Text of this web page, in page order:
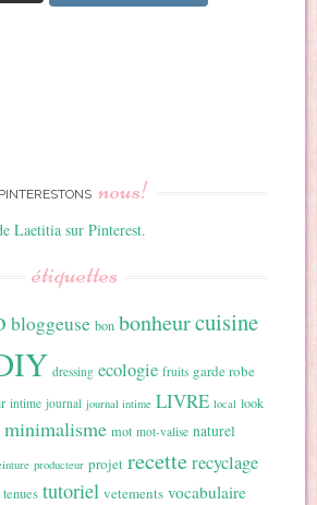
PINTERESTONS nous!
Laetitia sur Pinterest.
étiquettes
bloggeuse bon bonheurcuisine
dressing ecologie fruits garde robe
intime journal journal intime LIVRE local look
minimalisme mot mot-valise naturel
producteur projet recetterecyclage
tenues tutoriel vetements vocabulaire